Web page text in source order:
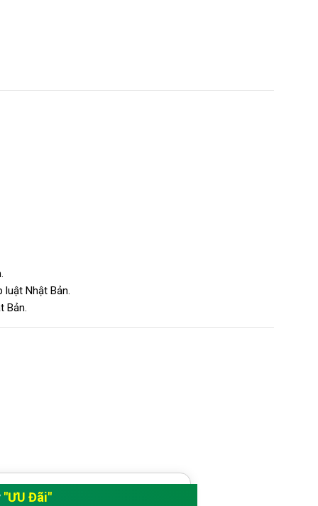
Nhật Bản.
Bản.
"ƯU Đãi"